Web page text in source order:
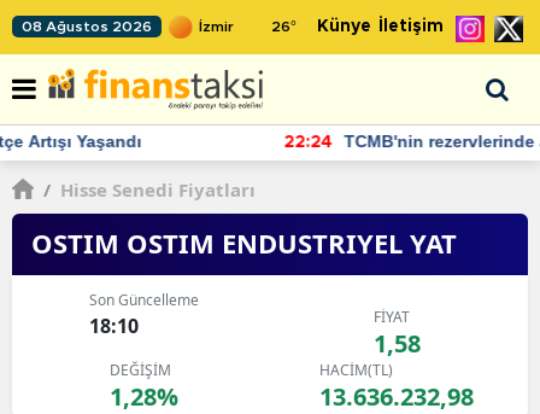
08 Ağustos 2026 26° Künye İletişim
22:24 TCMB'nin rezervlerinde artan momentum devam ediyor
/ Hisse Senedi Fiyatları
OSTIM OSTIM ENDUSTRIYEL YAT
Son Güncelleme
18:10 FİYAT
1,58
DEĞİŞİM
1,28%
HACİM(TL)
13.636.232,98